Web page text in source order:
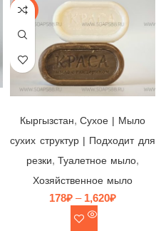
-17%
Кыргызстан, Cухое | Мыло
сухих структур | Подходит для
резки, Туалетное мыло,
Хозяйственное мыло
178₽ – 1,620₽